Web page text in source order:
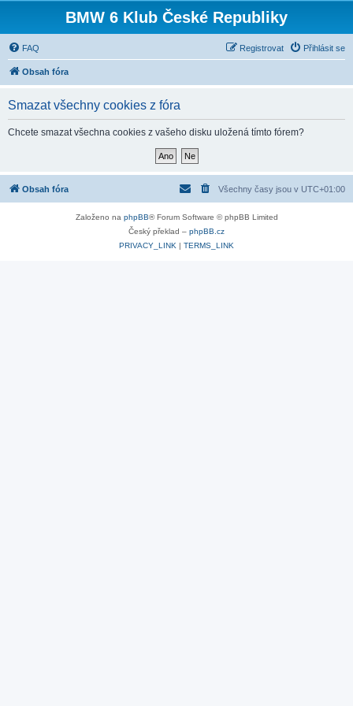
BMW 6 Klub České Republiky
FAQ Přihlásit se
Registrovat
Obsah fóra
Smazat všechny cookies z fóra
Chcete smazat všechna cookies z vašeho disku uložená tímto fórem?
Obsah fóra Všechny časy jsou v UTC+01:00
Založeno na phpBB® Forum Software © phpBB Limited
Český překlad – phpBB.cz
PRIVACY_LINK | TERMS_LINK